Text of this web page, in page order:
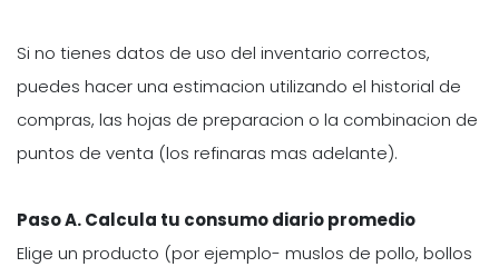
Si no tienes datos de uso del inventario correctos,
puedes hacer una estimacion utilizando el historial de
compras, las hojas de preparacion o la combinacion de
puntos de venta (los refinaras mas adelante).
Paso A. Calcula tu consumo diario promedio
Elige un producto (por ejemplo- muslos de pollo, bollos